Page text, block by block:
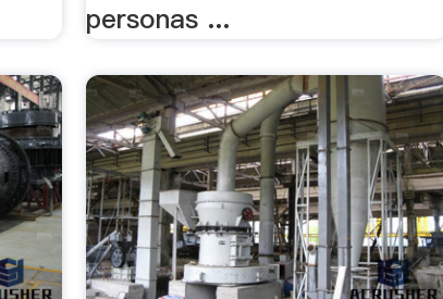
personas ...